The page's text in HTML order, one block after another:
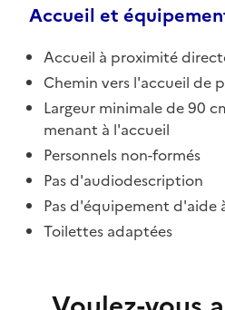
Accueil et
Accueil à proximité
Chemin vers l'accueil de
Largeur minimale de 90
menant à l'accueil
Personnels non-formés
Pas d'audiodescription
Pas d'équipement d'aide
Toilettes adaptées